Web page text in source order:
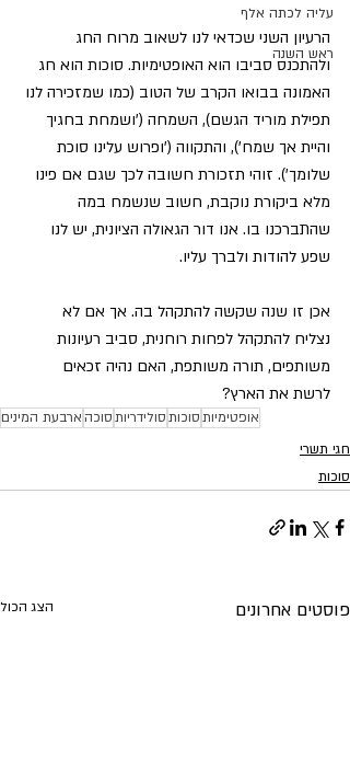
עליה לכתה אלף
ראש השנה
הרעיון השני שכדאי לנו לשאוב מרוח החג
ולהתכנס סביבו הוא האופטימיות. סוכות הוא חג
האמונה בבואו הקרב של הטוב (כמו שמזכירה לנו
תפילת מוריד הגשם), השמחה ('ושמחת בחגיך
והיית אך שמח'), והתקווה ('ופרוש עלינו סוכת
שלומך'). זוהי תזכורת חשובה לכך שגם אם פינו
מלא ביקורת נוקבת, חשוב שנשמח במה
שהתברכנו בו. אנו דור הגאולה הציונית, יש לנו
שפע להודות ולברך עליו.
אכן זו שנה שקשה להתקהל בה. אך אם לא
נצליח להתקהל לפחות רוחנית, סביב רעיונות
משותפים, תורה משותפת, האם נהיה זכאים
לרשת את הארץ?
אופטימיותסוכותסולידריותסוכהארבעת המינים
חגי תשרי
סוכות
פוסטים אחרונים הצג הכול